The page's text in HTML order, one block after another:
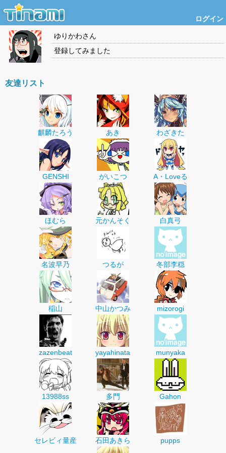
ログイン
ゆりかわさん
登録してみました
友達リスト
麒麟たろう あき わざきた
GENSHI がいこつ A・Loveる
ほむら 元かんそく 白真弓
名波早乃 つるが 冬部李穏
稲山 中山かつみ mizorogi
zazenbeat yayahinata munyaka
13988ss 多門 Gahon
セレビィ量産 石田あきら pupps